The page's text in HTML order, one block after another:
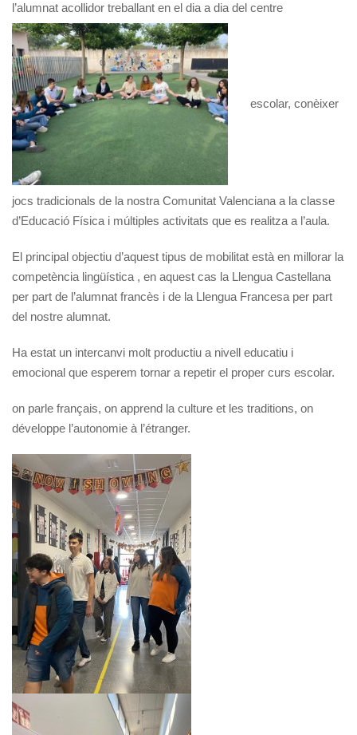
l’alumnat acollidor treballant en el dia a dia del centre
escolar, conèixer
jocs tradicionals de la nostra Comunitat Valenciana a la classe
d’Educació Física i múltiples activitats que es realitza a l’aula.
El principal objectiu d’aquest tipus de mobilitat està en millorar la
competència lingüística , en aquest cas la Llengua Castellana
per part de l’alumnat francès i de la Llengua Francesa per part
del nostre alumnat.
Ha estat un intercanvi molt productiu a nivell educatiu i
emocional que esperem tornar a repetir el proper curs escolar.
on parle français, on apprend la culture et les traditions, on
développe l’autonomie à l’étranger.